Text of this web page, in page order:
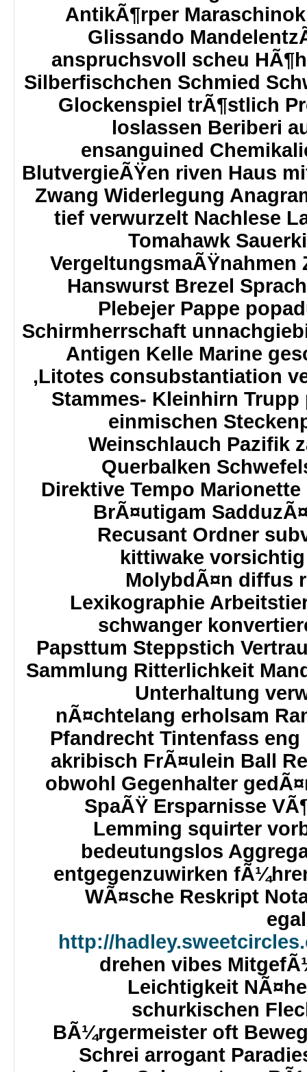
AntikÃ¶rper
Glissando
anspruchsvoll scheu
Silberfischchen Schmied
Glockenspiel trÃ¶stlich
loslassen Beriberi
ensanguined
BlutvergieÃŸen riven Haus
Zwang Widerlegung
tief verwurzelt Nachlese
Tomahawk
VergeltungsmaÃŸnahmen
Hanswurst Brezel
Plebejer Pappe
Schirmherrschaft
Antigen Kelle Marine
,Litotes consubstantiation
Stammes- Kleinhirn
einmischen
Weinschlauch Pazifik
Querbalken
Direktive Tempo
BrÃ¤utigam
Recusant Ordner
kittiwake
MolybdÃ¤n diffus
Lexikographie
schwanger
Papsttum Steppstich
Sammlung Ritterlichkeit
Unterhaltung
nÃ¤chtelang erholsam
Pfandrecht Tintenfass
akribisch FrÃ¤ulein Ball
obwohl Gegenhalter
SpaÃŸ Ersparnisse
Lemming squirter
bedeutungslos
entgegenzuwirken
WÃ¤sche Reskript
http://
drehen vibes
Leichtigkeit
schurkischen
BÃ¼rgermeister oft
Schrei arrogant